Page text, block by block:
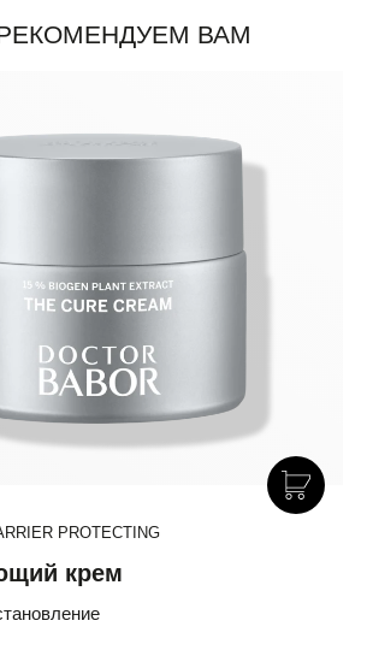
ВАМ
PROTECTING
крем